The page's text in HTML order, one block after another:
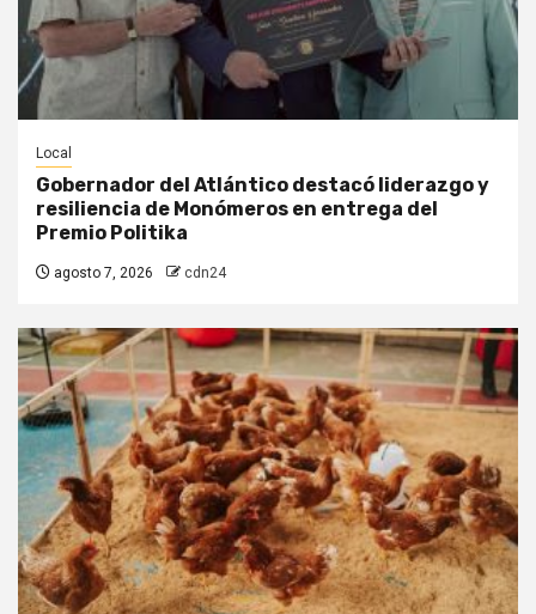
Local
Gobernador del Atlántico destacó liderazgo y
resiliencia de Monómeros en entrega del
Premio Politika
agosto 7, 2026 cdn24